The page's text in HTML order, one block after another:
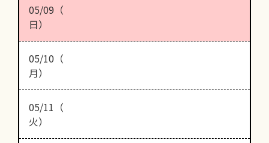
05/09（
日）
05/10（
月）
05/11（
火）